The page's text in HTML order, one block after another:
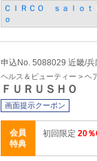
ＣＩＲＣＯ ｓａｌｏｔ
ｏ
申込No. 5088029 近畿/兵
ヘルス＆ビューティー > ヘ
ＦＵＲＵＳＨＯ
画面提示クーポン
会員
特典
初回限定 20％